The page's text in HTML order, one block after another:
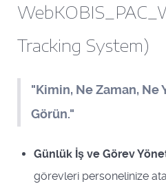
Tracking System)
"Kimin, Ne Zaman, Ne
Görün."
Günlük İş ve Görev
görevleri personelinize